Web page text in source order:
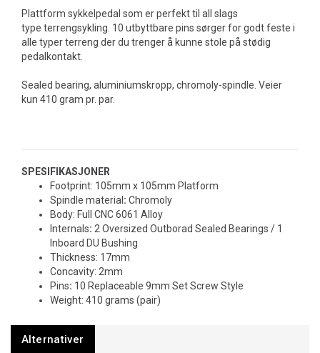
Plattform sykkelpedal som er perfekt til all slags
type terrengsykling. 10 utbyttbare pins sørger for godt feste i
alle typer terreng der du trenger å kunne stole på stødig
pedalkontakt.
Sealed bearing, aluminiumskropp, chromoly-spindle. Veier
kun 410 gram pr. par.
SPESIFIKASJONER
Footprint: 105mm x 105mm Platform
Spindle material : Chromoly
Body: Full CNC 6061 Alloy
Internals: 2 Oversized Outborad Sealed Bearings / 1
Inboard DU Bushing
Thickness: 17mm
Concavity: 2mm
Pins: 10 Replaceable 9mm Set Screw Style
Weight: 410 grams (pair)
Alternativer